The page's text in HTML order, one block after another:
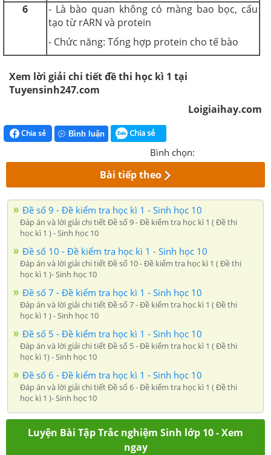
6
- Là bào quan không có màng bao bọc, cấu
tạo từ rARN và protein
- Chức năng: Tổng hợp protein cho tế bào
Xem lời giải chi tiết đề thi học kì 1 tại
Tuyensinh247.com
Loigiaihay.com
Chia sẻ Bình luận Chia sẻ
Bình chọn:
Bài tiếp theo
Đề số 9 - Đề kiểm tra học kì 1 - Sinh học 10
Đáp án và lời giải chi tiết Đề số 9 - Đề kiểm tra học kì 1 ( Đề thi
học kì 1 ) - Sinh học 10
Đề số 10 - Đề kiểm tra học kì 1 - Sinh học 10
Đáp án và lời giải chi tiết Đề số 10 - Đề kiểm tra học kì 1 ( Đề thi
học kì 1 )- Sinh học 10
Đề số 7 - Đề kiểm tra học kì 1 - Sinh học 10
Đáp án và lời giải chi tiết Đề số 7 - Đề kiểm tra học kì 1 ( Đề thi
học kì 1 ) - Sinh học 10
Đề số 5 - Đề kiểm tra học kì 1 - Sinh học 10
Đáp án và lời giải chi tiết Đề số 5 - Đề kiểm tra học kì 1 ( Đề thi
học kì 1) - Sinh học 10
Đề số 6 - Đề kiểm tra học kì 1 - Sinh học 10
Đáp án và lời giải chi tiết Đề số 6 - Đề kiểm tra học kì 1 ( Đề thi
học kì 1 )- Sinh học 10
Luyện Bài Tập Trắc nghiệm Sinh lớp 10 - Xem
ngay